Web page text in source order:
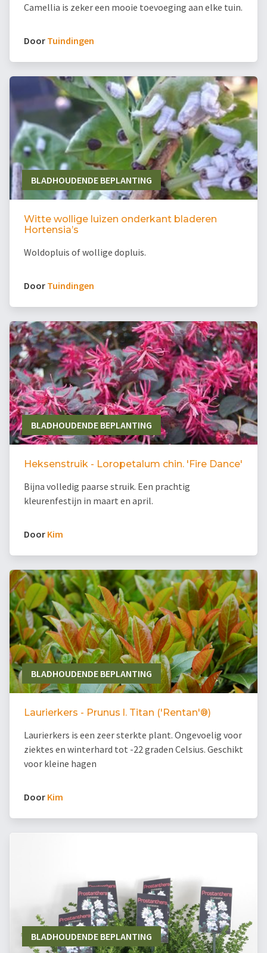
Camellia is zeker een mooie toevoeging aan elke tuin.
Door Tuindingen
BLADHOUDENDE BEPLANTING
Witte wollige luizen onderkant bladeren
Hortensia’s
Woldopluis of wollige dopluis.
Door Tuindingen
BLADHOUDENDE BEPLANTING
Heksenstruik - Loropetalum chin. 'Fire Dance'
Bijna volledig paarse struik. Een prachtig
kleurenfestijn in maart en april.
Door Kim
BLADHOUDENDE BEPLANTING
Laurierkers - Prunus l. Titan ('Rentan'®)
Laurierkers is een zeer sterkte plant. Ongevoelig voor
ziektes en winterhard tot -22 graden Celsius. Geschikt
voor kleine hagen
Door Kim
BLADHOUDENDE BEPLANTING